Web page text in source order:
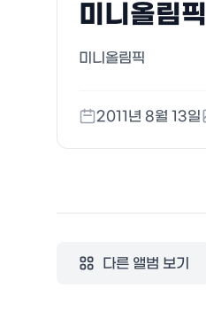
미니올림픽
미니올림픽
2011년 8월 13일
다른 앨범 보기